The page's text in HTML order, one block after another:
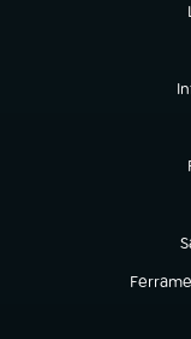
(abre